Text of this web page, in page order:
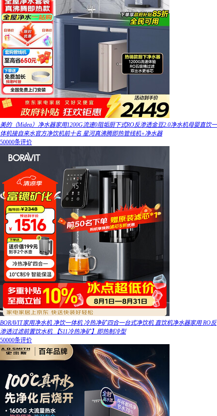
美的（Midea）净水器家用1200G流速0阻垢厨下式RO反渗透金豆2.0净水机母婴直饮一
体机接自来水官方净饮机前十名 星河真沸腾即热管线机+净水器
50000条评价
BORAVIT家用净水机 净饮一体机 冷热净矿四合一台式净饮机 直饮机净水器家用 RO反
渗透过滤前置饮水机 【S11冷热净矿】即热制冷型
50000条评价